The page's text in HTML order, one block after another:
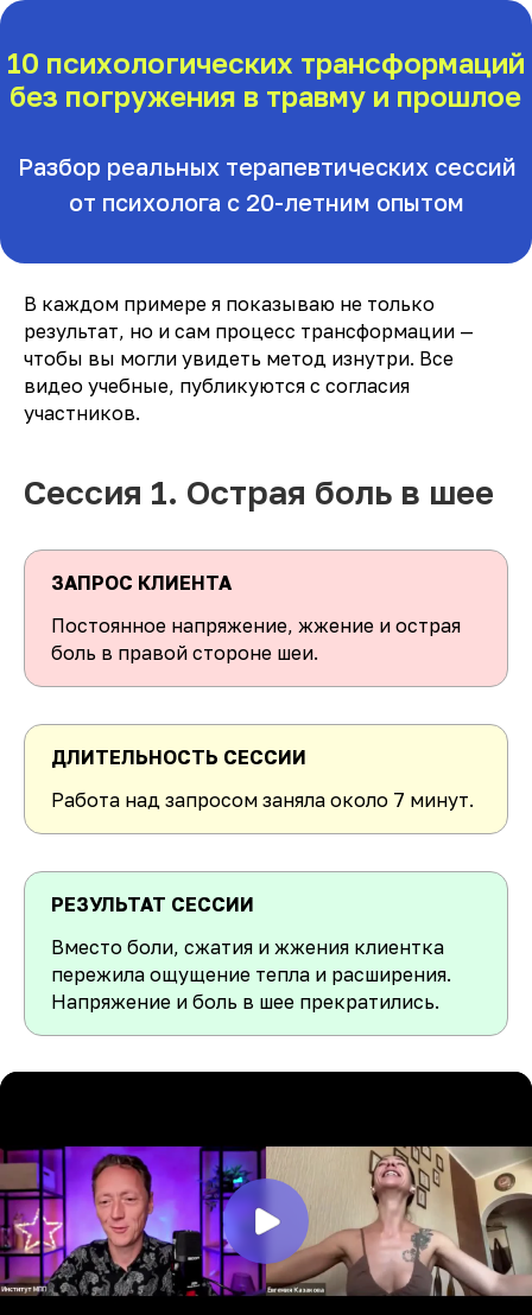
без погружения в травму и прошлое
Разбор реальных терапевтических сессий
В каждом примере я показываю не только
результат, но и сам процесс трансформации —
чтобы вы могли увидеть метод изнутри. Все
видео учебные, публикуются с согласия
участников.
Сессия 1. Острая боль в шее
ЗАПРОС КЛИЕНТА
Постоянное напряжение, жжение и острая
боль в правой стороне шеи.
ДЛИТЕЛЬНОСТЬ СЕССИИ
Работа над запросом заняла около 7 минут.
РЕЗУЛЬТАТ СЕССИИ
Вместо боли, сжатия и жжения клиентка
пережила ощущение тепла и расширения.
Напряжение и боль в шее прекратились.